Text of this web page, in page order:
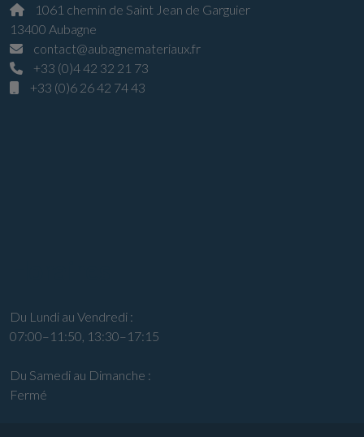
1061 chemin de Saint Jean de Garguier
13400 Aubagne
contact@aubagnemateriaux.fr
+33 (0)4 42 32 21 73
+33 (0)6 26 42 74 43
Du Lundi au Vendredi :
07:00–11:50, 13:30–17:15
Du Samedi au Dimanche :
Fermé